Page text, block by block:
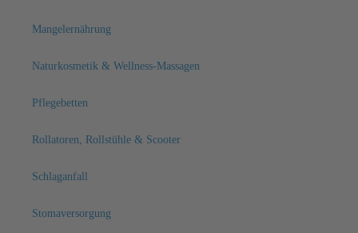
Mangelernährung
Naturkosmetik & Wellness-Massagen
Pflegebetten
Rollatoren, Rollstühle & Scooter
Schlaganfall
Stomaversorgung